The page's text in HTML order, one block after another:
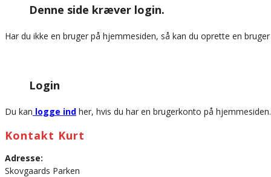
websiteDenne side kræver login.
Har du ikke en bruger på hjemmesiden, så kan du oprette en
Login
Du kan logge ind her, hvis du har en brugerkonto på hjemmesiden.
Kontakt Kurt
Adresse:
Skovgaards Parken